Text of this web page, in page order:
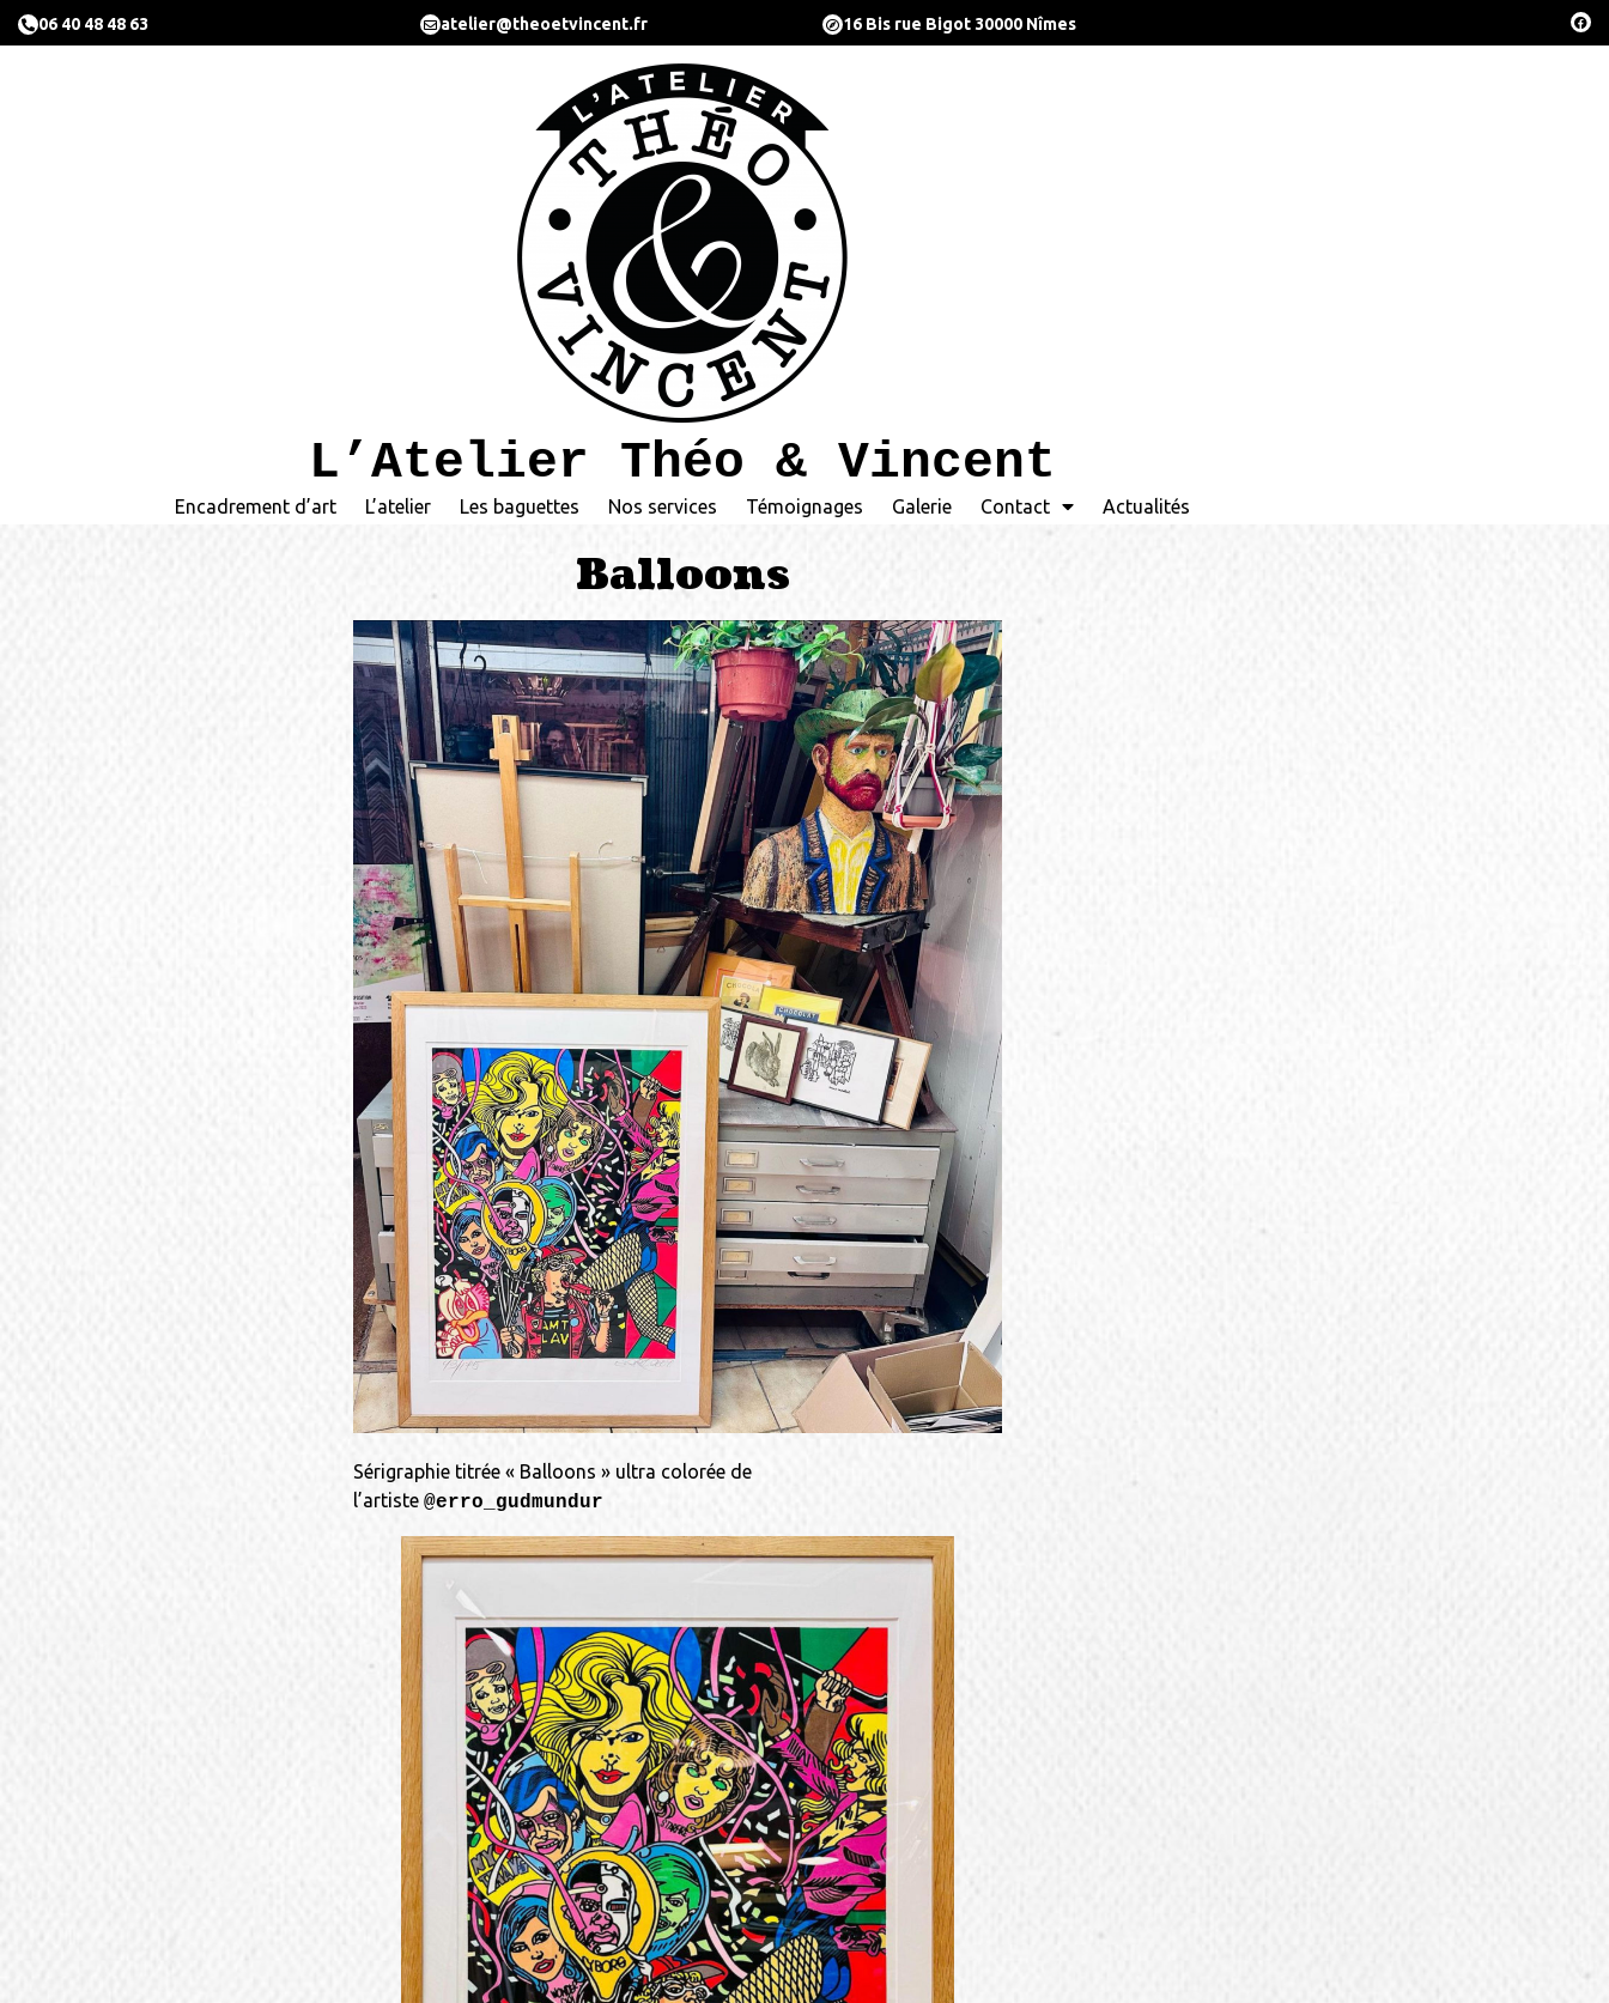
06 40 48 48 63 atelier@theoetvincent.fr 16 Bis rue Bigot 30000 Nîmes
L’Atelier Théo & Vincent
Encadrement d’art L’atelier Les baguettes Nos services Témoignages Galerie Contact Actualités
Balloons
Sérigraphie titrée « Balloons » ultra colorée de
l’artiste @erro_gudmundur